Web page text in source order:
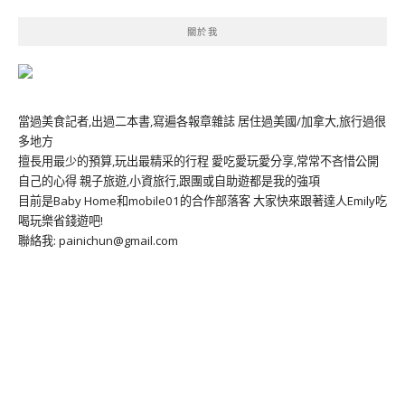
關於我
當過美食記者,出過二本書,寫遍各報章雜誌 居住過美國/加拿大,旅行過很
多地方
擅長用最少的預算,玩出最精采的行程 愛吃愛玩愛分享,常常不吝惜公開
自己的心得 親子旅遊,小資旅行,跟團或自助遊都是我的強項
目前是Baby Home和mobile01的合作部落客 大家快來跟著達人Emily吃
喝玩樂省錢遊吧!
聯絡我: painichun@gmail.com